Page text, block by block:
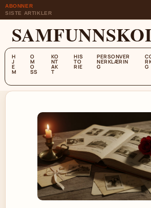
ABONNER
SISTE ARTIKLER
H
J
E
M
O
M
O
SS
KO
NT
AK
T
HIS
TO
RIE
PERSONVER
NERKLÆRIN
G G